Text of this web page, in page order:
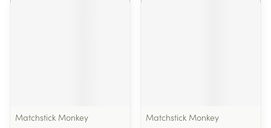
Matchstick Monkey
Matchstick Monkey